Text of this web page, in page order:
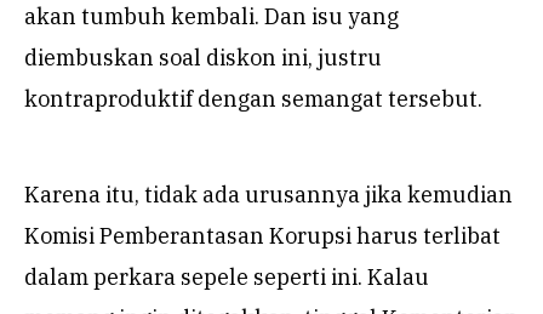
akan tumbuh kembali. Dan isu yang
diembuskan soal diskon ini, justru
kontraproduktif dengan semangat tersebut.
Karena itu, tidak ada urusannya jika kemudian
Komisi Pemberantasan Korupsi harus terlibat
dalam perkara sepele seperti ini. Kalau